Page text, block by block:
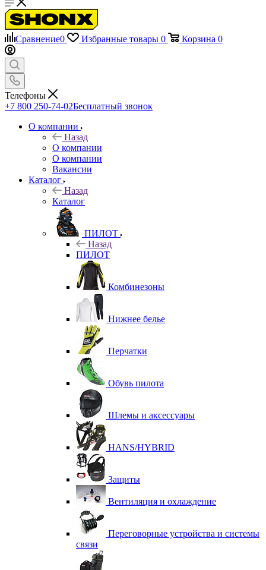
Сравнение0 Избранные товары 0 Корзина 0
Телефоны
+7 800 250-74-02Бесплатный звонок
О компании
Назад
О компании
О компании
Вакансии
Каталог
Назад
Каталог
ПИЛОТ
Назад
ПИЛОТ
Комбинезоны
Нижнее белье
Перчатки
Обувь пилота
Шлемы и аксессуары
HANS/HYBRID
Защиты
Вентиляция и охлаждение
Переговорные устройства и системы
связи